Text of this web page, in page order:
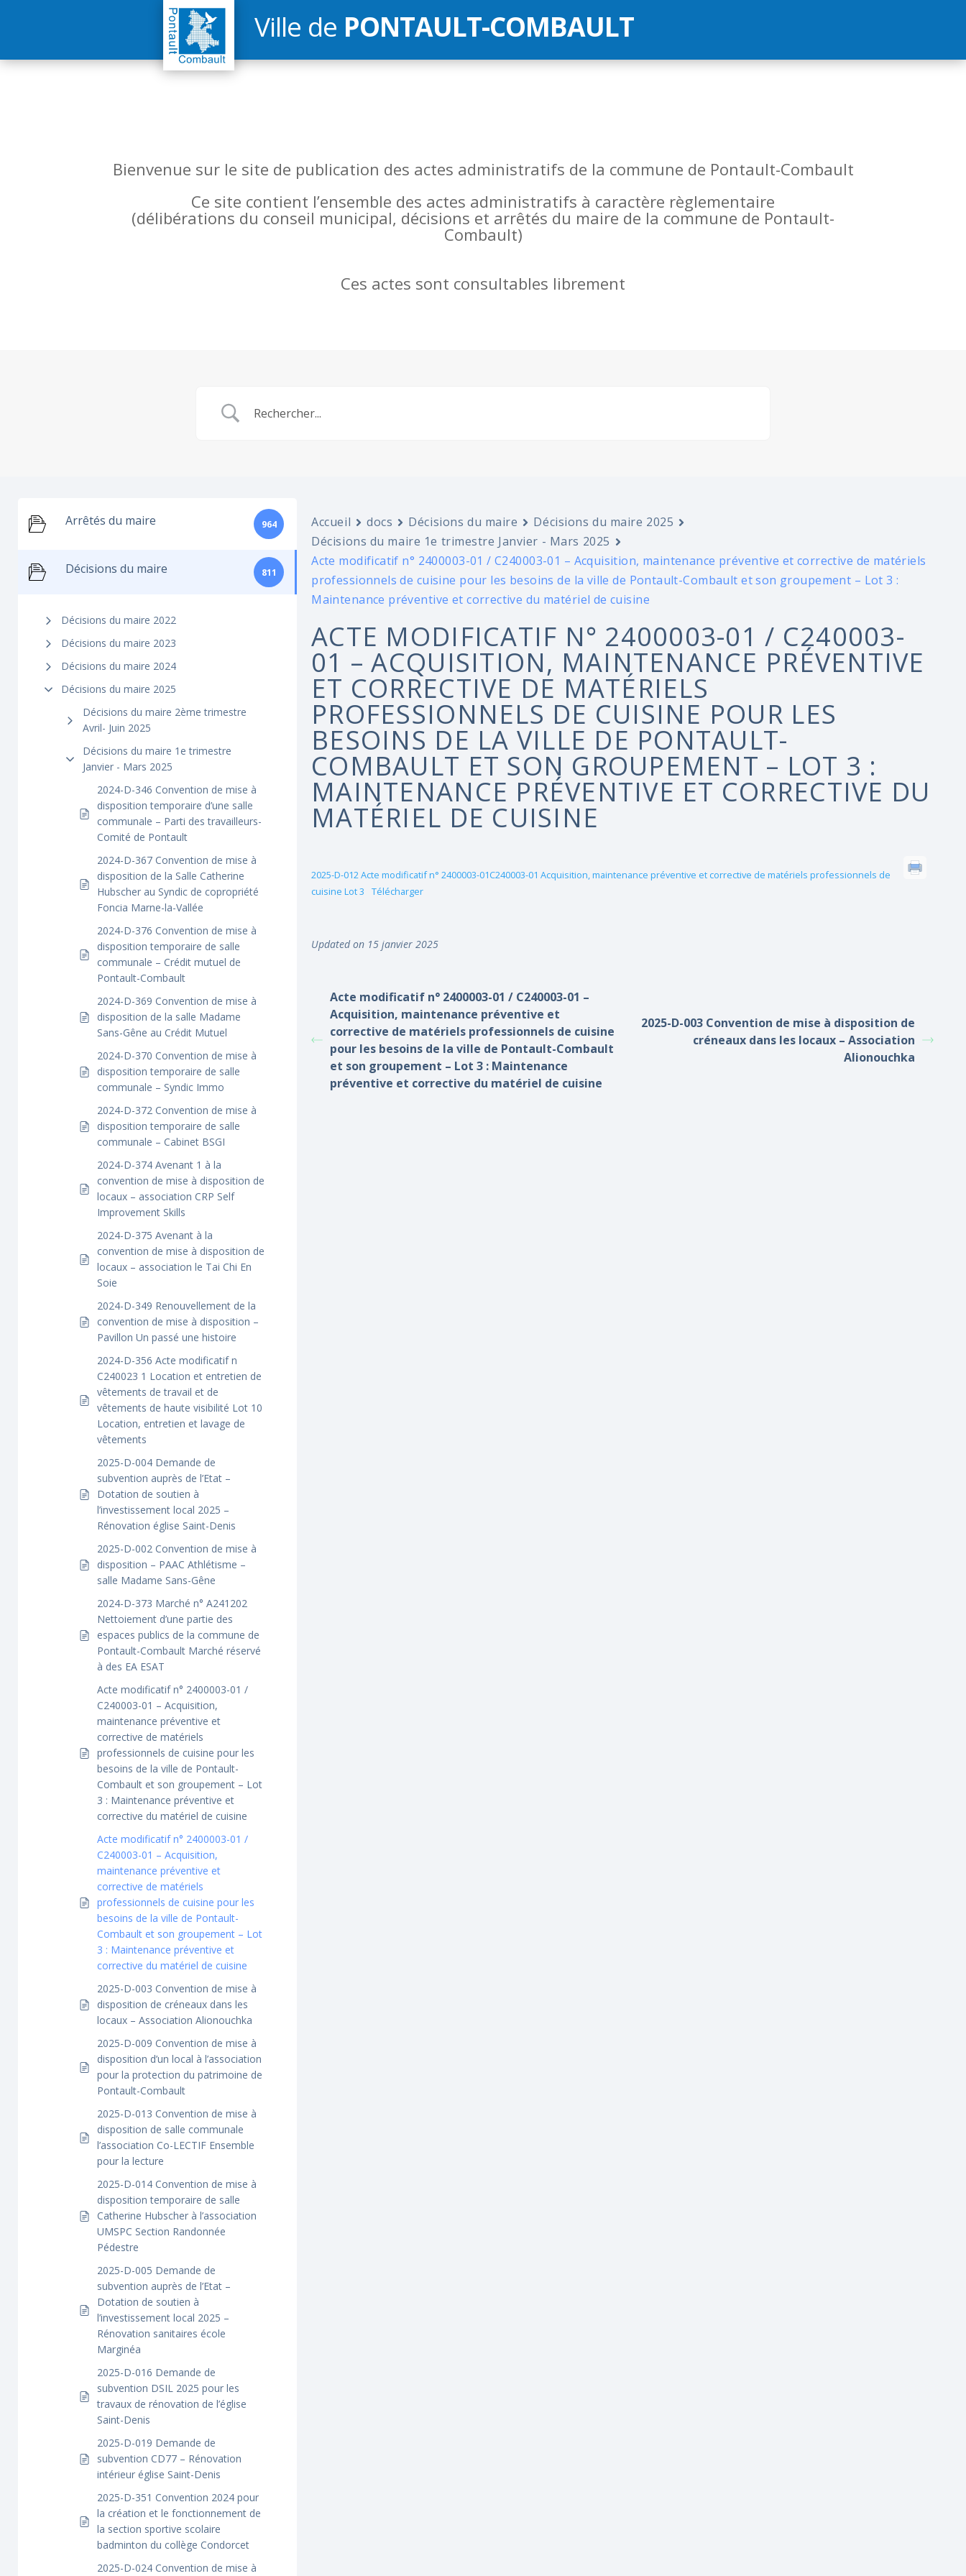
Ville de PONTAULT-COMBAULT
Bienvenue sur le site de publication des actes administratifs de la commune de Pontault-Combault
Ce site contient l’ensemble des actes administratifs à caractère règlementaire
(délibérations du conseil municipal, décisions et arrêtés du maire de la commune de Pontault-
Combault)
Ces actes sont consultables librement
Arrêtés du maire 964
Décisions du maire 811
Décisions du maire 2022
Décisions du maire 2023
Décisions du maire 2024
Décisions du maire 2025
Décisions du maire 2ème trimestre
Avril- Juin 2025
Décisions du maire 1e trimestre
Janvier - Mars 2025
2024-D-346 Convention de mise à
disposition temporaire d’une salle
communale – Parti des travailleurs-
Comité de Pontault
2024-D-367 Convention de mise à
disposition de la Salle Catherine
Hubscher au Syndic de copropriété
Foncia Marne-la-Vallée
2024-D-376 Convention de mise à
disposition temporaire de salle
communale – Crédit mutuel de
Pontault-Combault
2024-D-369 Convention de mise à
disposition de la salle Madame
Sans-Gêne au Crédit Mutuel
2024-D-370 Convention de mise à
disposition temporaire de salle
communale – Syndic Immo
2024-D-372 Convention de mise à
disposition temporaire de salle
communale – Cabinet BSGI
2024-D-374 Avenant 1 à la
convention de mise à disposition de
locaux – association CRP Self
Improvement Skills
2024-D-375 Avenant à la
convention de mise à disposition de
locaux – association le Tai Chi En
Soie
2024-D-349 Renouvellement de la
convention de mise à disposition –
Pavillon Un passé une histoire
2024-D-356 Acte modificatif n
C240023 1 Location et entretien de
vêtements de travail et de
vêtements de haute visibilité Lot 10
Location, entretien et lavage de
vêtements
2025-D-004 Demande de
subvention auprès de l’Etat –
Dotation de soutien à
l’investissement local 2025 –
Rénovation église Saint-Denis
2025-D-002 Convention de mise à
disposition – PAAC Athlétisme –
salle Madame Sans-Gêne
2024-D-373 Marché n° A241202
Nettoiement d’une partie des
espaces publics de la commune de
Pontault-Combault Marché réservé
à des EA ESAT
Acte modificatif n° 2400003-01 /
C240003-01 – Acquisition,
maintenance préventive et
corrective de matériels
professionnels de cuisine pour les
besoins de la ville de Pontault-
Combault et son groupement – Lot
3 : Maintenance préventive et
corrective du matériel de cuisine
Acte modificatif n° 2400003-01 /
C240003-01 – Acquisition,
maintenance préventive et
corrective de matériels
professionnels de cuisine pour les
besoins de la ville de Pontault-
Combault et son groupement – Lot
3 : Maintenance préventive et
corrective du matériel de cuisine
2025-D-003 Convention de mise à
disposition de créneaux dans les
locaux – Association Alionouchka
2025-D-009 Convention de mise à
disposition d’un local à l’association
pour la protection du patrimoine de
Pontault-Combault
2025-D-013 Convention de mise à
disposition de salle communale
l’association Co-LECTIF Ensemble
pour la lecture
2025-D-014 Convention de mise à
disposition temporaire de salle
Catherine Hubscher à l’association
UMSPC Section Randonnée
Pédestre
2025-D-005 Demande de
subvention auprès de l’Etat –
Dotation de soutien à
l’investissement local 2025 –
Rénovation sanitaires école
Marginéa
2025-D-016 Demande de
subvention DSIL 2025 pour les
travaux de rénovation de l’église
Saint-Denis
2025-D-019 Demande de
subvention CD77 – Rénovation
intérieur église Saint-Denis
2025-D-351 Convention 2024 pour
la création et le fonctionnement de
la section sportive scolaire
badminton du collège Condorcet
2025-D-024 Convention de mise à
Accueil docs Décisions du maire
Décisions du maire 2025
Décisions du maire 1e trimestre Janvier - Mars 2025
Acte modificatif n° 2400003-01 / C240003-01 – Acquisition, maintenance préventive et corrective de matériels
professionnels de cuisine pour les besoins de la ville de Pontault-Combault et son groupement – Lot 3 :
Maintenance préventive et corrective du matériel de cuisine
ACTE MODIFICATIF N° 2400003-01 / C240003-
01 – ACQUISITION, MAINTENANCE PRÉVENTIVE
ET CORRECTIVE DE MATÉRIELS
PROFESSIONNELS DE CUISINE POUR LES
BESOINS DE LA VILLE DE PONTAULT-
COMBAULT ET SON GROUPEMENT – LOT 3 :
MAINTENANCE PRÉVENTIVE ET CORRECTIVE DU
MATÉRIEL DE CUISINE
2025-D-012 Acte modificatif n° 2400003-01C240003-01 Acquisition, maintenance préventive et corrective de matériels professionnels de
cuisine Lot 3
Télécharger
Updated on 15 janvier 2025
Acte modificatif n° 2400003-01 / C240003-01 –
Acquisition, maintenance préventive et
corrective de matériels professionnels de cuisine
pour les besoins de la ville de Pontault-Combault
et son groupement – Lot 3 : Maintenance
préventive et corrective du matériel de cuisine
2025-D-003 Convention de mise à disposition de
créneaux dans les locaux – Association
Alionouchka